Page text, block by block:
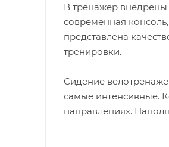
В тренажер внедрены
современная
представлена
тренировки.
Сидение
самые интенсивные.
направлениях.